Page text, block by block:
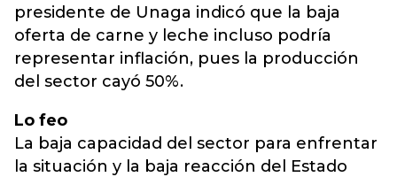
presidente de Unaga indicó que la baja
oferta de carne y leche incluso podría
representar inflación, pues la producción
del sector cayó 50%.
Lo feo
La baja capacidad del sector para enfrentar
la situación y la baja reacción del Estado